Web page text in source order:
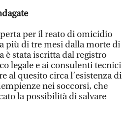
per il reato di omicidio
più di tre mesi dalla morte di
è stata iscritta dal registro
legale e ai consulenti tecnici
al quesito circa l’esistenza di
nei soccorsi, che
la possibilità di salvare